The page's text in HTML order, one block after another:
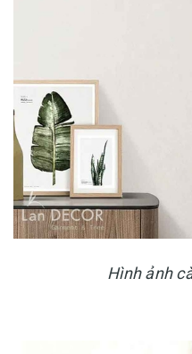
Hình ảnh